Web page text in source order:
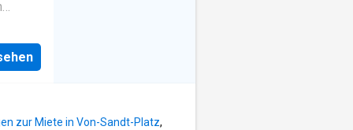
zur Miete in Von-Sandt-Platz,